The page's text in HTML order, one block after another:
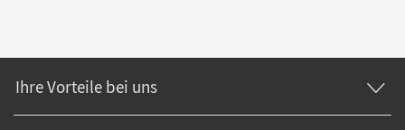
Ihre Vorteile bei uns